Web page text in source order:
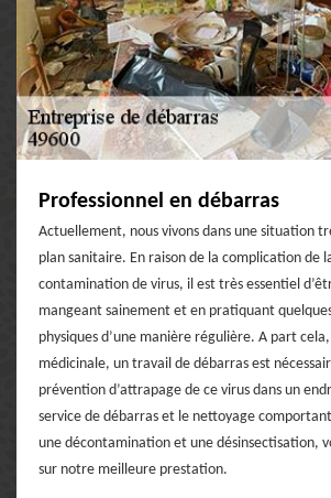
Professionnel en débarras
Actuellement, nous vivons dans une situation
plan sanitaire. En raison de la complication de
contamination de virus, il est très essentiel
mangeant sainement et en pratiquant
physiques d’une manière régulière. A part
médicinale, un travail de débarras est
prévention d’attrapage de ce virus dans un
service de débarras et le nettoyage
une décontamination et une désinsectisation,
sur notre meilleure prestation.